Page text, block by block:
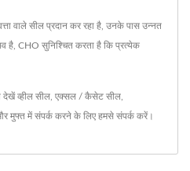
वाले सील प्रदान कर रहा है, उनके पास उन्नत
है, CHO सुनिश्चित करता है कि प्रत्येक
देखेंव्हील सील एक्सल / कैसेट सील
मुफ्त में संपर्क करने के लिए हमसे संपर्क करें।